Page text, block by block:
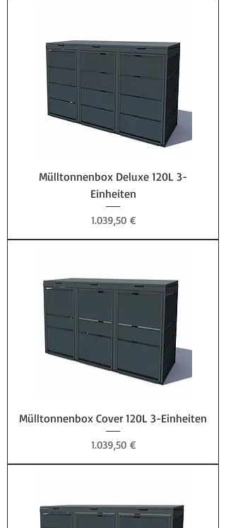
Mülltonnenbox Deluxe 120L 3-
Einheiten
Preis
1.039,50 €
Mülltonnenbox Cover 120L 3-Einheiten
Preis
1.039,50 €